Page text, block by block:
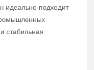
идеально подходит
стабильная